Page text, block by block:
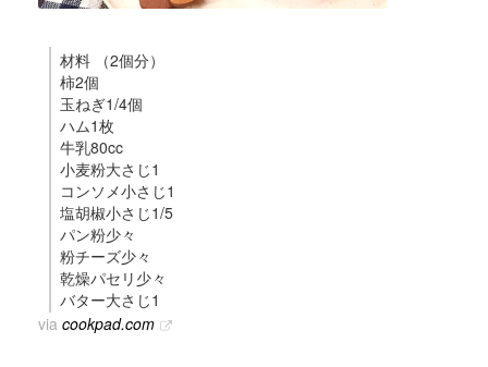
材料 （2個分）
柿2個
玉ねぎ1/4個
ハム1枚
牛乳80cc
小麦粉大さじ1
コンソメ小さじ1
塩胡椒小さじ1/5
パン粉少々
粉チーズ少々
乾燥パセリ少々
バター大さじ1
via cookpad.com